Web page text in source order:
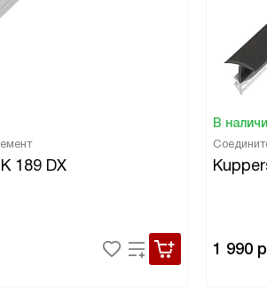
правильный выбор! Он не только
но и экономит
приятно для семейного бюджета.
им с удовольствием и ни разу не
189 DX
В
1 990